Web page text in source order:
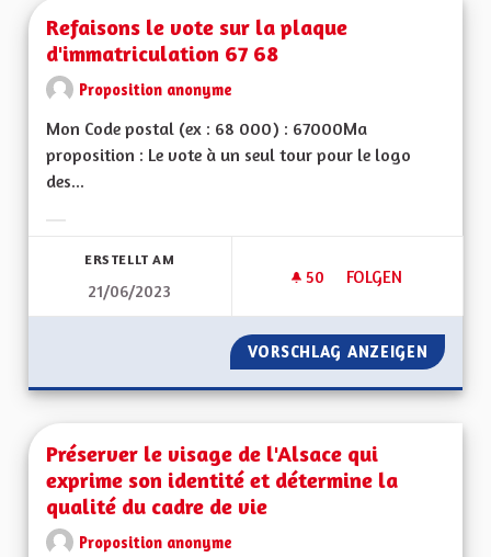
Refaisons le vote sur la plaque
d'immatriculation 67 68
Proposition anonyme
Mon Code postal (ex : 68 000) : 67000Ma
proposition : Le vote à un seul tour pour le logo
des...
ERSTELLT AM
21/06/2023
50 50 FOLLOWER
FOLGEN
REFAISONS LE
VORSCHLAG ANZEIGEN
Préserver le visage de l'Alsace qui
exprime son identité et détermine la
qualité du cadre de vie
Proposition anonyme